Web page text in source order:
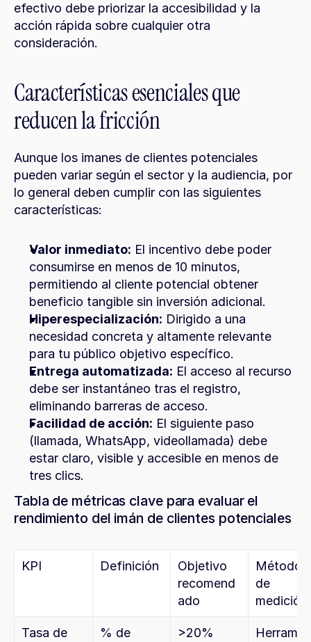
efectivo debe priorizar la accesibilidad y la
acción rápida sobre cualquier otra
consideración.
Características esenciales que
reducen la fricción
Aunque los imanes de clientes potenciales
pueden variar según el sector y la audiencia, por
lo general deben cumplir con las siguientes
características:
Valor inmediato: El incentivo debe poder
consumirse en menos de 10 minutos,
permitiendo al cliente potencial obtener
beneficio tangible sin inversión adicional.
Hiperespecialización: Dirigido a una
necesidad concreta y altamente relevante
para tu público objetivo específico.
Entrega automatizada: El acceso al recurso
debe ser instantáneo tras el registro,
eliminando barreras de acceso.
Facilidad de acción: El siguiente paso
(llamada, WhatsApp, videollamada) debe
estar claro, visible y accesible en menos de
tres clics.
Tabla de métricas clave para evaluar el
rendimiento del imán de clientes potenciales
KPI Definición
Objetivo
recomend
ado
Método
de
medición
Tasa de
% de
>20%